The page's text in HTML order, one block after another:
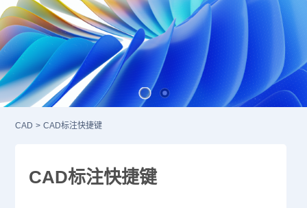
CAD > CAD标注快捷键
CAD标注快捷键